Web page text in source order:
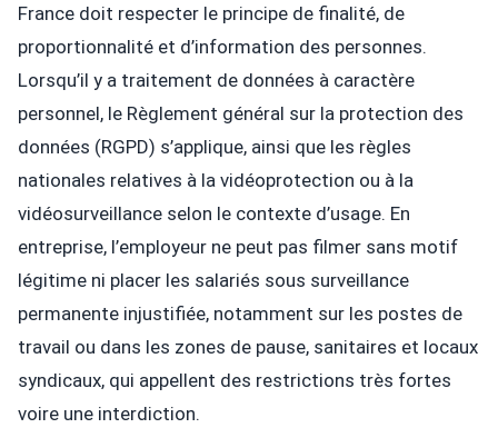
France doit respecter le principe de finalité, de
proportionnalité et d’information des personnes.
Lorsqu’il y a traitement de données à caractère
personnel, le Règlement général sur la protection des
données (RGPD) s’applique, ainsi que les règles
nationales relatives à la vidéoprotection ou à la
vidéosurveillance selon le contexte d’usage. En
entreprise, l’employeur ne peut pas filmer sans motif
légitime ni placer les salariés sous surveillance
permanente injustifiée, notamment sur les postes de
travail ou dans les zones de pause, sanitaires et locaux
syndicaux, qui appellent des restrictions très fortes
voire une interdiction.